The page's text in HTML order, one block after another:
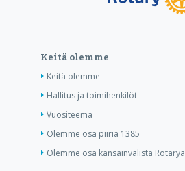
Keitä olemme
Keitä olemme
Hallitus ja toimihenkilöt
Vuositeema
Olemme osa piiriä 1385
Olemme osa kansainvälistä Rotarya